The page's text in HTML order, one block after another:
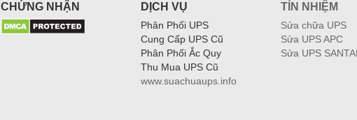
CHỨNG NHẬN DỊCH VỤ
Phân Phối UPS
Cung Cấp UPS Cũ
Phân Phối Ắc Quy
Thu Mua UPS Cũ
www.suachuaups.info
TÍN NHIỆM
Sửa chữa UPS
Sửa UPS APC
Sửa UPS